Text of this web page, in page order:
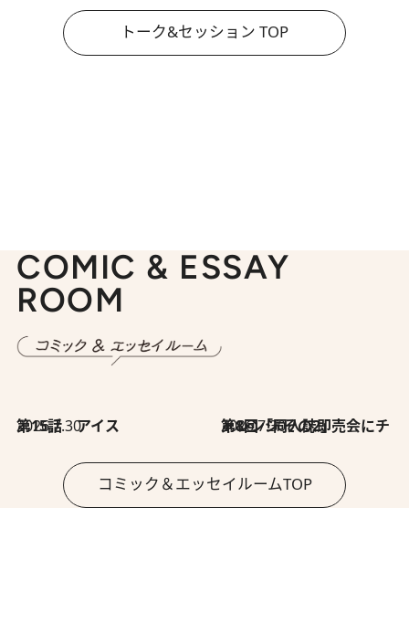
トーク&セッション TOP
COMIC & ESSAY
ROOM
2026.7.30
第15話 アイス 2026.7.30
第8回「同人誌即売会にチャレンジ その2」
コミック＆エッセイルームTOP